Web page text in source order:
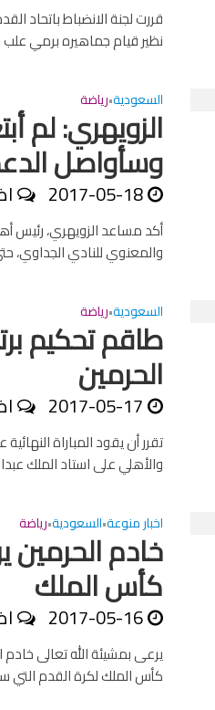
نظير قيام جماهيره برمي
السعودية•رياضة
الزويهري: لم
وسأواصل
2017-05-18
أكد مساعد الزويهري، رئيس
والمعنوي للنادي الجداوي،
السعودية•رياضة
طاقم تحكيم
الحرمين
2017-05-17
تقرر أن يقود المباراة
والأهلي على استاد الملك
اخبار منوعة•السعودية•رياضة
خادم الحرمين
كأس الملك
2017-05-16
يرعى بمشيئة الله تعالى خادم
كأس الملك لكرة القدم